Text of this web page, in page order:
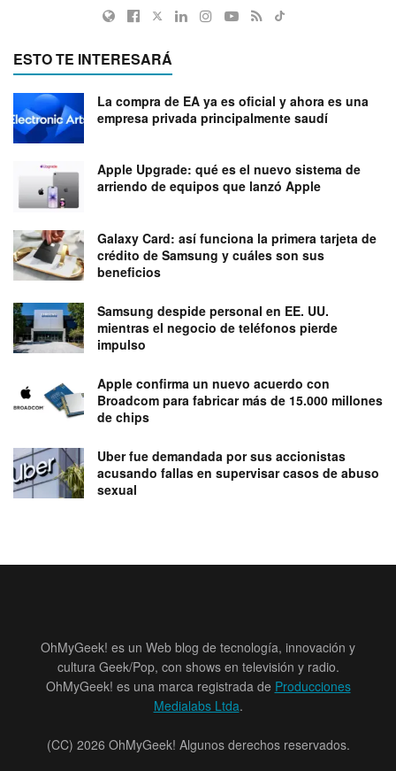
ESTO TE INTERESARÁ
La compra de EA ya es oficial y ahora es una
empresa privada principalmente saudí
Apple Upgrade: qué es el nuevo sistema de
arriendo de equipos que lanzó Apple
Galaxy Card: así funciona la primera tarjeta de
crédito de Samsung y cuáles son sus
beneficios
Samsung despide personal en EE. UU.
mientras el negocio de teléfonos pierde
impulso
Apple confirma un nuevo acuerdo con
Broadcom para fabricar más de 15.000 millones
de chips
Uber fue demandada por sus accionistas
acusando fallas en supervisar casos de abuso
sexual
OhMyGeek! es un Web blog de tecnología, innovación y
cultura Geek/Pop, con shows en televisión y radio.
OhMyGeek! es una marca registrada de Producciones
Medialabs Ltda.
(CC) 2026 OhMyGeek! Algunos derechos reservados.